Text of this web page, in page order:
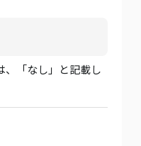
「なし」と記載し